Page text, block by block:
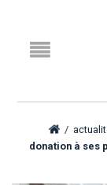
/
donation à ses